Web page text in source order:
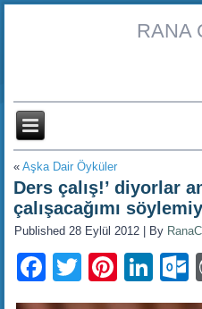
RANA
«Aşka Dair Öyküler
Ders çalış!’ diyorlar
çalışacağımı
Published 28 Eylül 2012 By
Facebook
Twitter